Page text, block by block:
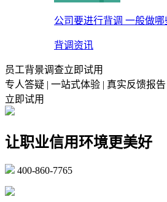
公司要进行背调 一般做哪
背调资讯
员工背景调查立即试用
专人答疑 | 一站式体验 | 真实反馈报告
立即试用
让职业信用环境更美好
400-860-7765